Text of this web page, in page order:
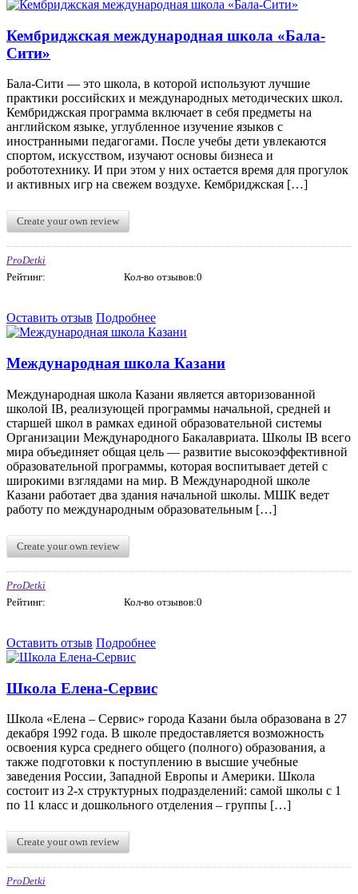
Кембриджская международная школа «Бала-
Сити»
Бала-Сити — это школа, в которой используют лучшие
практики российских и международных методических школ.
Кембриджская программа включает в себя предметы на
английском языке, углубленное изучение языков с
иностранными педагогами. После учебы дети увлекаются
спортом, искусством, изучают основы бизнеса и
робототехнику. И при этом у них остается время для прогулок
и активных игр на свежем воздухе. ​Кембриджская […]
Create your own review
ProDetki
Рейтинг:
Кол-во отзывов:0
Оставить отзыв Подробнее
Международная школа Казани
Международная школа Казани является авторизованной
школой IB, реализующей программы начальной, средней и
старшей школ в рамках единой образовательной системы
Организации Международного Бакалавриата. Школы IB всего
мира объединяет общая цель — развитие высокоэффективной
образовательной программы, которая воспитывает детей с
широкими взглядами на мир. В Международной школе
Казани работает два здания начальной школы. МШК ведет
работу по международным образовательным […]
Create your own review
ProDetki
Рейтинг:
Кол-во отзывов:0
Оставить отзыв Подробнее
Школа Елена-Сервис
Школа «Елена – Сервис» города Казани была образована в 27
декабря 1992 года. В школе предоставляется возможность
освоения курса среднего общего (полного) образования, а
также подготовки к поступлению в высшие учебные
заведения России, Западной Европы и Америки. Школа
состоит из 2-х структурных подразделений: самой школы с 1
по 11 класс и дошкольного отделения – группы […]
Create your own review
ProDetki